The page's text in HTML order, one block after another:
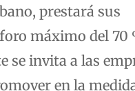
prestará sus
máximo del 70
se invita a las
en la